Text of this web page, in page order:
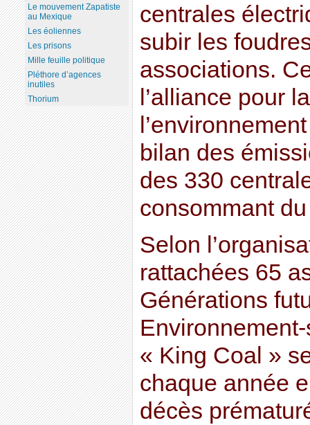
centrales
subir les
associations.
l’alliance pour
bilan des
des 330
consommant
Selon
rattachées 65
Générations
« King Coal »
chaque année
décès
Le mouvement Zapatiste
au Mexique
Les éoliennes
Les prisons
Mille feuille politique
Pléthore d’agences
inutiles
Thorium